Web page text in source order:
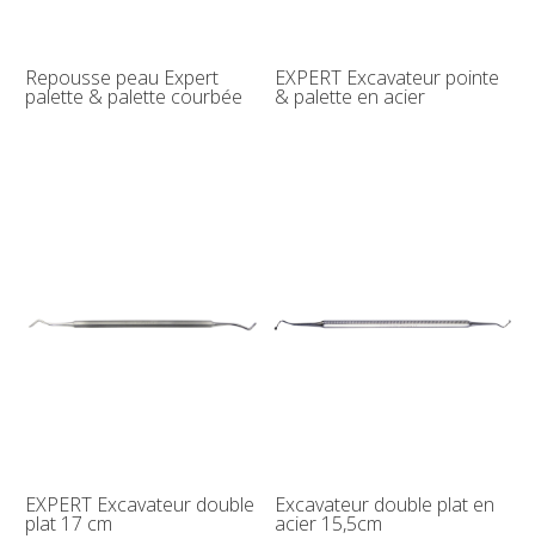
Repousse peau Expert
palette & palette courbée
EXPERT Excavateur pointe
& palette en acier
EXPERT Excavateur double
plat 17 cm
Excavateur double plat en
acier 15,5cm